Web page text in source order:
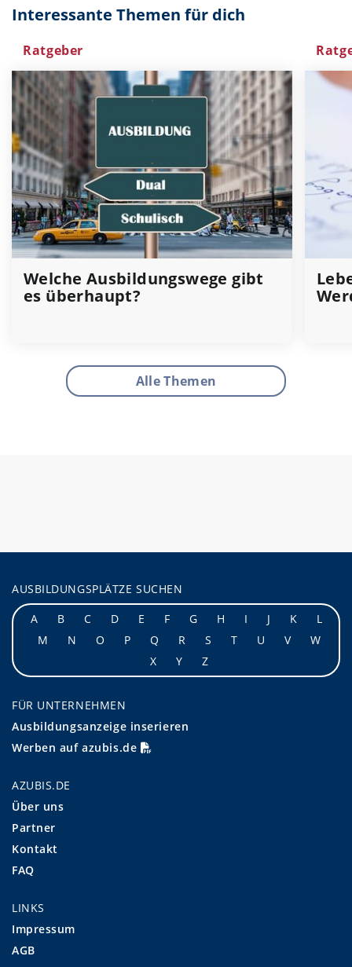
Interessante Themen für dich
Ratgeber
Welche Ausbildungswege gibt
es überhaupt?
Alle Themen
AUSBILDUNGSPLÄTZE SUCHEN
A
B C D E F G H I J K
L
M
N O P Q R S T U V
W
X
Y Z
FÜR UNTERNEHMEN
Ausbildungsanzeige inserieren
Werben auf azubis.de
AZUBIS.DE
Über uns
Partner
Kontakt
FAQ
LINKS
Impressum
AGB